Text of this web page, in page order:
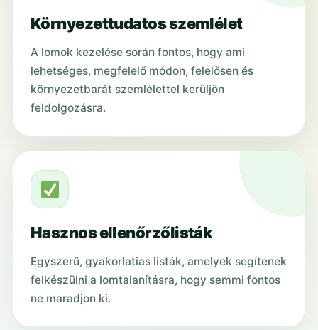
Környezettudatos szemlélet
A lomok kezelése során fontos, hogy ami
lehetséges, megfelelő módon, felelősen és
környezetbarát szemlélettel kerüljön
feldolgozásra.
Hasznos ellenőrzőlisták
Egyszerű, gyakorlatias listák, amelyek segítenek
felkészülni a lomtalanításra, hogy semmi fontos
ne maradjon ki.